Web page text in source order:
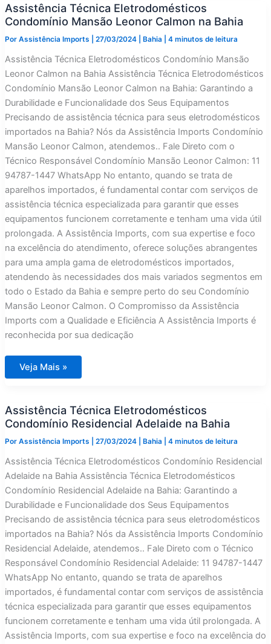
Phileto
Sobrinho
na
Assistência Técnica Eletrodomésticos
Condomínio Mansão Leonor Calmon na Bahia
Por Assistência Imports 27/03/2024 Bahia 4 minutos de leitura
Assistência Técnica Eletrodomésticos Condomínio Mansão
Leonor Calmon na Bahia Assistência Técnica Eletrodomésticos
Condomínio Mansão Leonor Calmon na Bahia: Garantindo a
Durabilidade e Funcionalidade dos Seus Equipamentos
Precisando de assistência técnica para seus eletrodomésticos
importados na Bahia? Nós da Assistência Imports Condomínio
Mansão Leonor Calmon, atendemos.. Fale Direto com o
Técnico Responsável Condomínio Mansão Leonor Calmon: 11
94787-1447 WhatsApp No entanto, quando se trata de
aparelhos importados, é fundamental contar com serviços de
assistência técnica especializada para garantir que esses
equipamentos funcionem corretamente e tenham uma vida útil
prolongada. A Assistência Imports, com sua expertise e foco
na excelência do atendimento, oferece soluções abrangentes
para uma ampla gama de eletrodomésticos importados,
atendendo às necessidades dos mais variados segmentos em
todo o Estado da Bahia e sempre perto do seu Condomínio
Mansão Leonor Calmon. O Compromisso da Assistência
Imports com a Qualidade e Eficiência A Assistência Imports é
reconhecida por sua dedicação
Assistência
Técnica
Leonor
Calmon
na
Veja Mais »
Assistência Técnica Eletrodomésticos
Condomínio Residencial Adelaide na Bahia
Por Assistência Imports 27/03/2024 Bahia 4 minutos de leitura
Assistência Técnica Eletrodomésticos Condomínio Residencial
Adelaide na Bahia Assistência Técnica Eletrodomésticos
Condomínio Residencial Adelaide na Bahia: Garantindo a
Durabilidade e Funcionalidade dos Seus Equipamentos
Precisando de assistência técnica para seus eletrodomésticos
importados na Bahia? Nós da Assistência Imports Condomínio
Residencial Adelaide, atendemos.. Fale Direto com o Técnico
Responsável Condomínio Residencial Adelaide: 11 94787-1447
WhatsApp No entanto, quando se trata de aparelhos
importados, é fundamental contar com serviços de assistência
técnica especializada para garantir que esses equipamentos
funcionem corretamente e tenham uma vida útil prolongada. A
Assistência Imports, com sua expertise e foco na excelência do